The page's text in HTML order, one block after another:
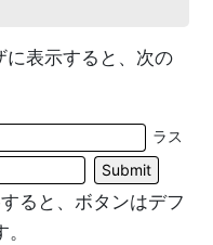
表示すると、次の
ラス
ると、ボタンはデフ